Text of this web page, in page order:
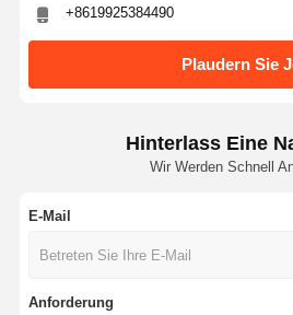
+8619925384490
Plaudern Sie
Hinterlass Eine
Wir Werden Schnell
E-Mail
Anforderung